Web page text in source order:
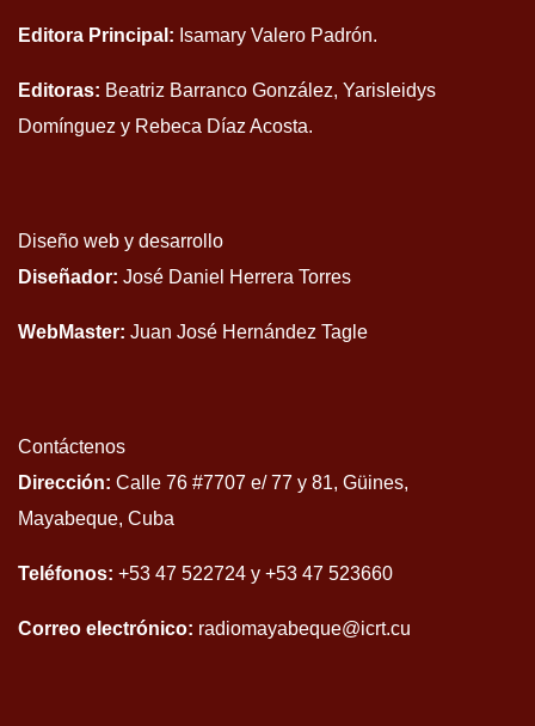
Editora Principal: Isamary Valero Padrón.
Editoras: Beatriz Barranco González, Yarisleidys
Domínguez y Rebeca Díaz Acosta.
Diseño web y desarrollo
Diseñador: José Daniel Herrera Torres
WebMaster: Juan José Hernández Tagle
Contáctenos
Dirección: Calle 76 #7707 e/ 77 y 81, Güines,
Mayabeque, Cuba
Teléfonos: +53 47 522724 y +53 47 523660
Correo electrónico: radiomayabeque@icrt.cu